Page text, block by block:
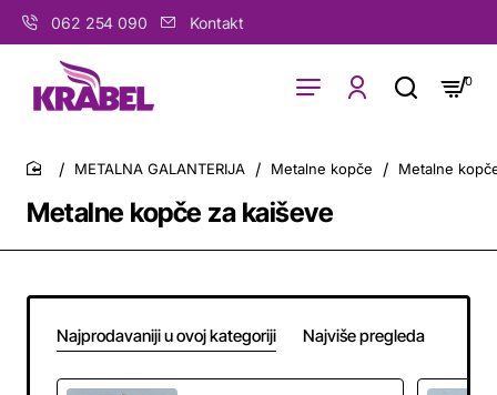
062 254 090 Kontakt
0
Metalne kopče za kaiševe
home
METALNA GALANTERIJA Metalne kopče Metalne
Najprodavaniji u ovoj kategoriji Najviše pregleda